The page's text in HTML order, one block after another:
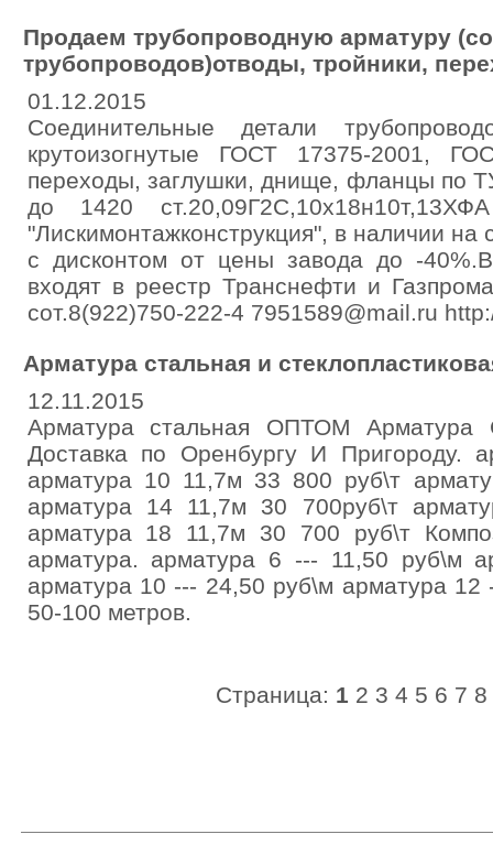
Продаем трубопроводную арматуру
трубопроводов)отводы, тройники,
01.12.2015
Соединительные детали
крутоизогнутые ГОСТ 17375-2001,
переходы, заглушки, днище, фланцы по
до 1420
"Лискимонтажконструкция", в наличии
с дисконтом от цены завода до -
входят в реестр Транснефти и
сот.8(922)750-222-4 7951589@mail.ru
Арматура стальная и
12.11.2015
Арматура стальная ОПТОМ Арматура
Доставка по Оренбургу И Пригороду.
арматура 10 11,7м 33 800 руб\т
арматура 14 11,7м 30 700руб\т
арматура 18 11,7м 30 700 руб\т
арматура. арматура 6 --- 11,50 руб\м
арматура 10 --- 24,50 руб\м арматура
50-100 метров.
Страница: 1 2 3 4 5 6 7 8